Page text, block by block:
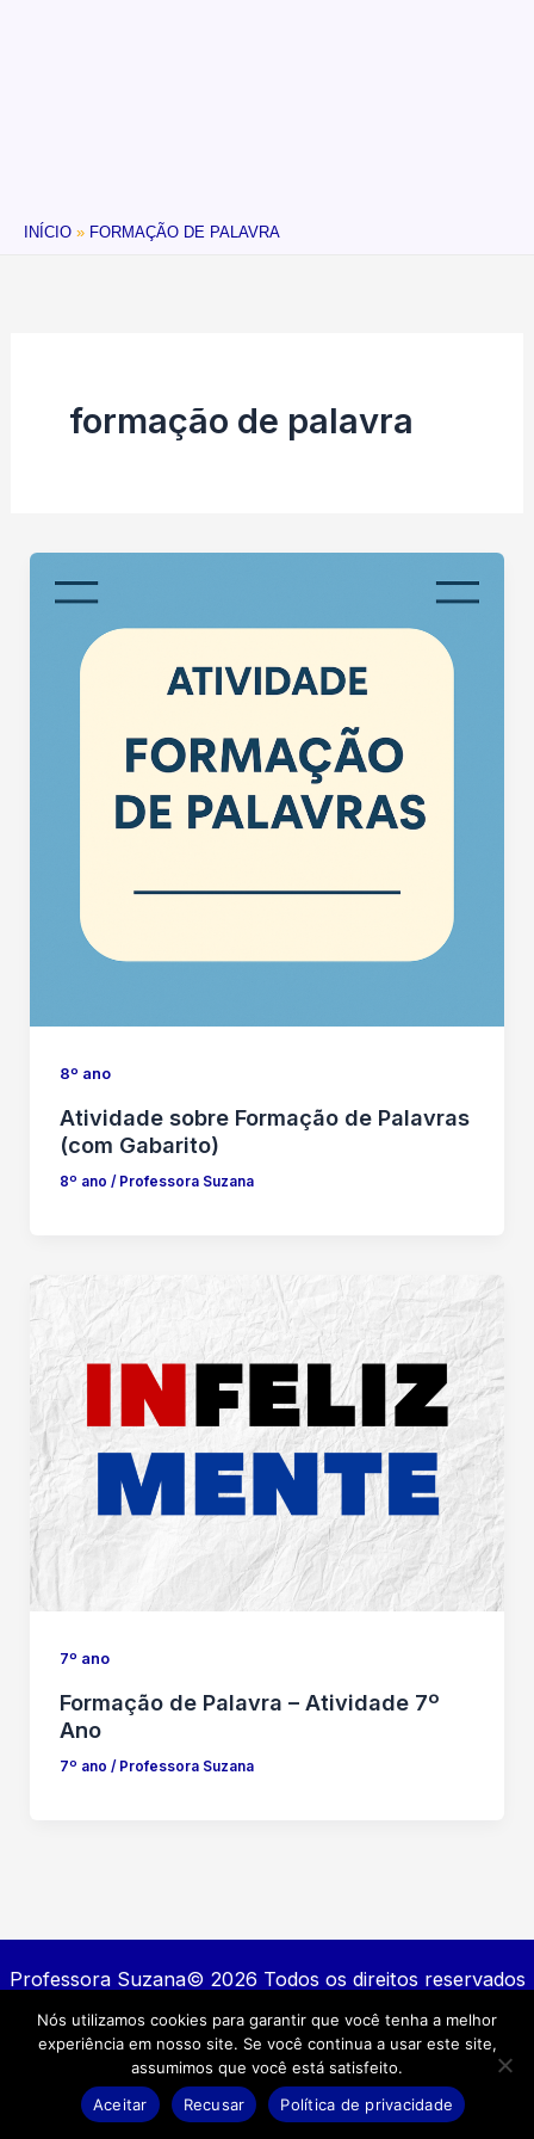
INÍCIO FORMAÇÃO DE PALAVRA
formação de palavra
8º ano
Atividade sobre Formação de Palavras
(com Gabarito)
8º ano / Professora Suzana
7º ano
Formação de Palavra – Atividade 7º
Ano
7º ano / Professora Suzana
Professora Suzana© 2026 Todos os direitos reservados
Contato
Política de privacidade
Termos e Condições
Nós utilizamos cookies para garantir que você tenha a melhor
experiência em nosso site. Se você continua a usar este site,
assumimos que você está satisfeito.
Aceitar
Recusar Política de privacidade